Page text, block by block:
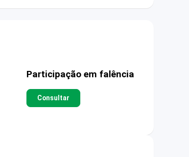
Participação em falência
Consultar